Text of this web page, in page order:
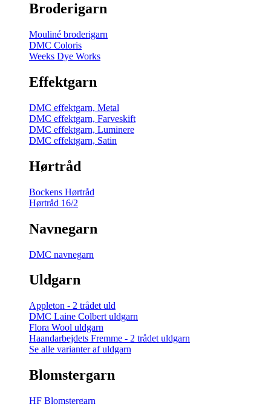
Broderigarn
Mouliné broderigarn
DMC Coloris
Weeks Dye Works
Effektgarn
DMC effektgarn, Metal
DMC effektgarn, Farveskift
DMC effektgarn, Luminere
DMC effektgarn, Satin
Hørtråd
Bockens Hørtråd
Hørtråd 16/2
Navnegarn
DMC navnegarn
Uldgarn
Appleton - 2 trådet uld
DMC Laine Colbert uldgarn
Flora Wool uldgarn
Haandarbejdets Fremme - 2 trådet uldgarn
Se alle varianter af uldgarn
Blomstergarn
HF Blomstergarn